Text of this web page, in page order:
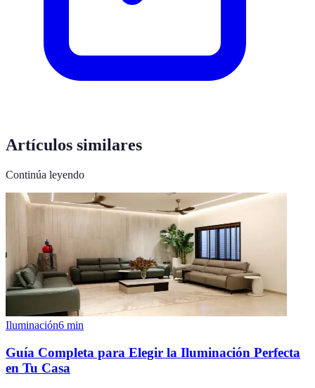
Artículos similares
Continúa leyendo
Iluminación6 min
Guía Completa para Elegir la Iluminación Perfecta
en Tu Casa